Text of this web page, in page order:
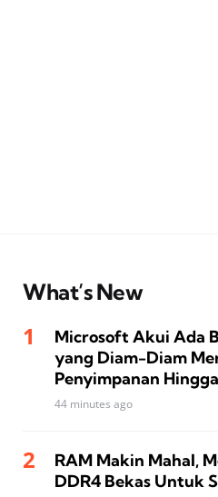
What’s New
Microsoft Akui Ada
yang Diam-Diam
Penyimpanan
44 minutes ago
RAM Makin Mahal,
DDR4 Bekas Untuk